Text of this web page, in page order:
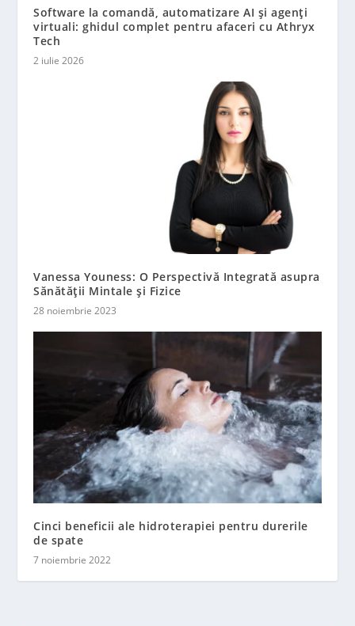
Software la comandă, automatizare AI și agenți
virtuali: ghidul complet pentru afaceri cu Athryx
Tech
2 iulie 2026
Vanessa Youness: O Perspectivă Integrată asupra
Sănătății Mintale și Fizice
28 noiembrie 2023
Cinci beneficii ale hidroterapiei pentru durerile
de spate
7 noiembrie 2022